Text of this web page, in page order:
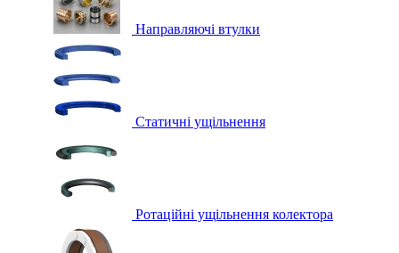
Направляючі втулки
Статичні ущільнення
Ротаційні ущільнення колектора